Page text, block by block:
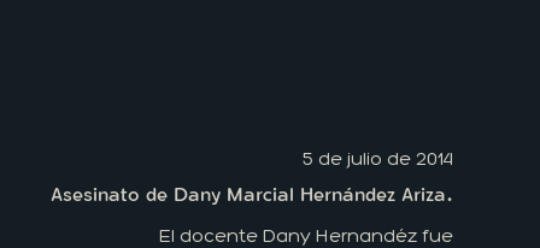
5 de julio de 2014
Asesinato de Dany Marcial Hernández Ariza.
El docente Dany Hernandéz fue